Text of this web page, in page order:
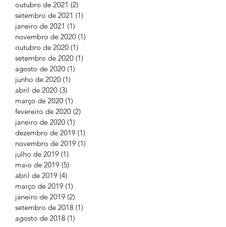
outubro de 2021 (2)
setembro de 2021 (1)
janeiro de 2021 (1)
novembro de 2020 (1)
outubro de 2020 (1)
setembro de 2020 (1)
agosto de 2020 (1)
junho de 2020 (1)
abril de 2020 (3)
março de 2020 (1)
fevereiro de 2020 (2)
janeiro de 2020 (1)
dezembro de 2019 (1)
novembro de 2019 (1)
julho de 2019 (1)
maio de 2019 (5)
abril de 2019 (4)
março de 2019 (1)
janeiro de 2019 (2)
setembro de 2018 (1)
agosto de 2018 (1)